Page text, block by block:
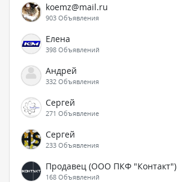
koemz@mail.ru
903 Объявления
Елена
398 Объявлений
Андрей
332 Объявления
Сергей
271 Объявление
Сергей
233 Объявления
Продавец (ООО ПКФ "Контакт")
168 Объявлений